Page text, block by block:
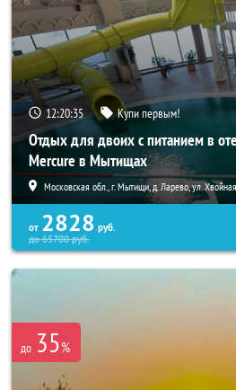
12:20:35 Купи первым!
Отдых для двоих с питанием в
Mercure в Мытищах
Московская обл., г. Мытищи, д. Ларево, ул.
от 2828 руб.
до65700руб.
до 35%